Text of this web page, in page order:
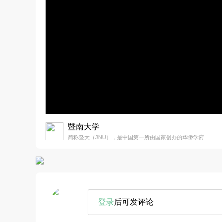
暨南大学
简称暨大（JNU），是中国第一所由国家创办的华侨学府
登录后可发评论